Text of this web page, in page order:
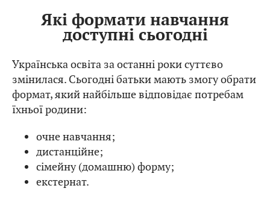
Які формати навчання
доступні сьогодні
Українська освіта за останні роки суттєво
змінилася. Сьогодні батьки мають змогу обрати
формат, який найбільше відповідає потребам
їхньої родини:
очне навчання;
дистанційне;
сімейну (домашню) форму;
екстернат.